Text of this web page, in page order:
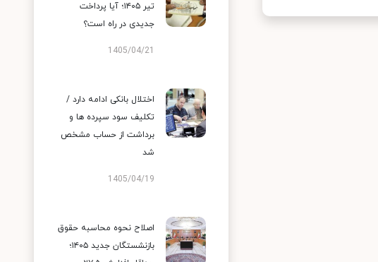
تیر ۱۴۰۵؛ آیا پرداخت
جدیدی در راه است؟
1405/04/21
اختلال بانکی ادامه دارد /
تکلیف سود سپرده ها و
برداشت از حساب مشخص
شد
1405/04/19
اصلاح نحوه محاسبه حقوق
بازنشستگان جدید ۱۴۰۵؛